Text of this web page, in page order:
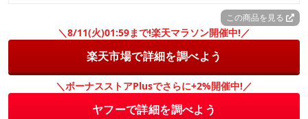
この商品を見る
＼8/11(火)01:59まで!楽天マラソン開催中!／
楽天市場で詳細を調べよう
＼ボーナスストアPlusでさらに+2%開催中!／
ヤフーで詳細を調べよう